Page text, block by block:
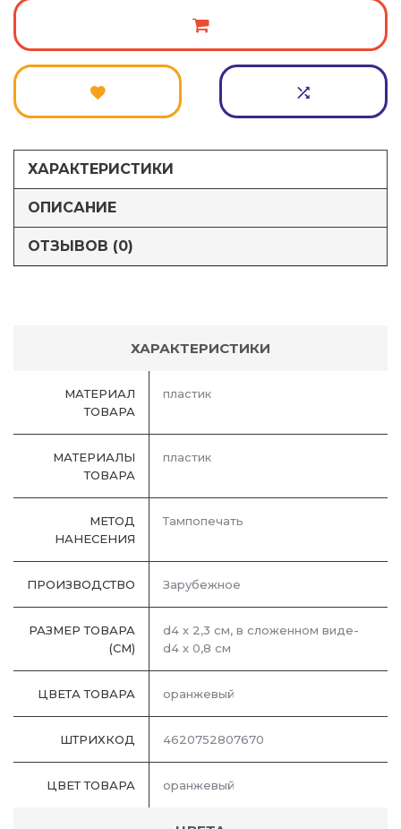
ХАРАКТЕРИСТИКИ
ОПИСАНИЕ
ОТЗЫВОВ (0)
ХАРАКТЕРИСТИКИ
МАТЕРИАЛ
ТОВАРА
пластик
МАТЕРИАЛЫ
ТОВАРА
пластик
МЕТОД
НАНЕСЕНИЯ
Тампопечать
ПРОИЗВОДСТВО Зарубежное
РАЗМЕР ТОВАРА
(СМ)
d4 х 2,3 см, в сложенном виде-
d4 х 0,8 см
ЦВЕТА ТОВАРА оранжевый
ШТРИХКОД 4620752807670
ЦВЕТ ТОВАРА оранжевый